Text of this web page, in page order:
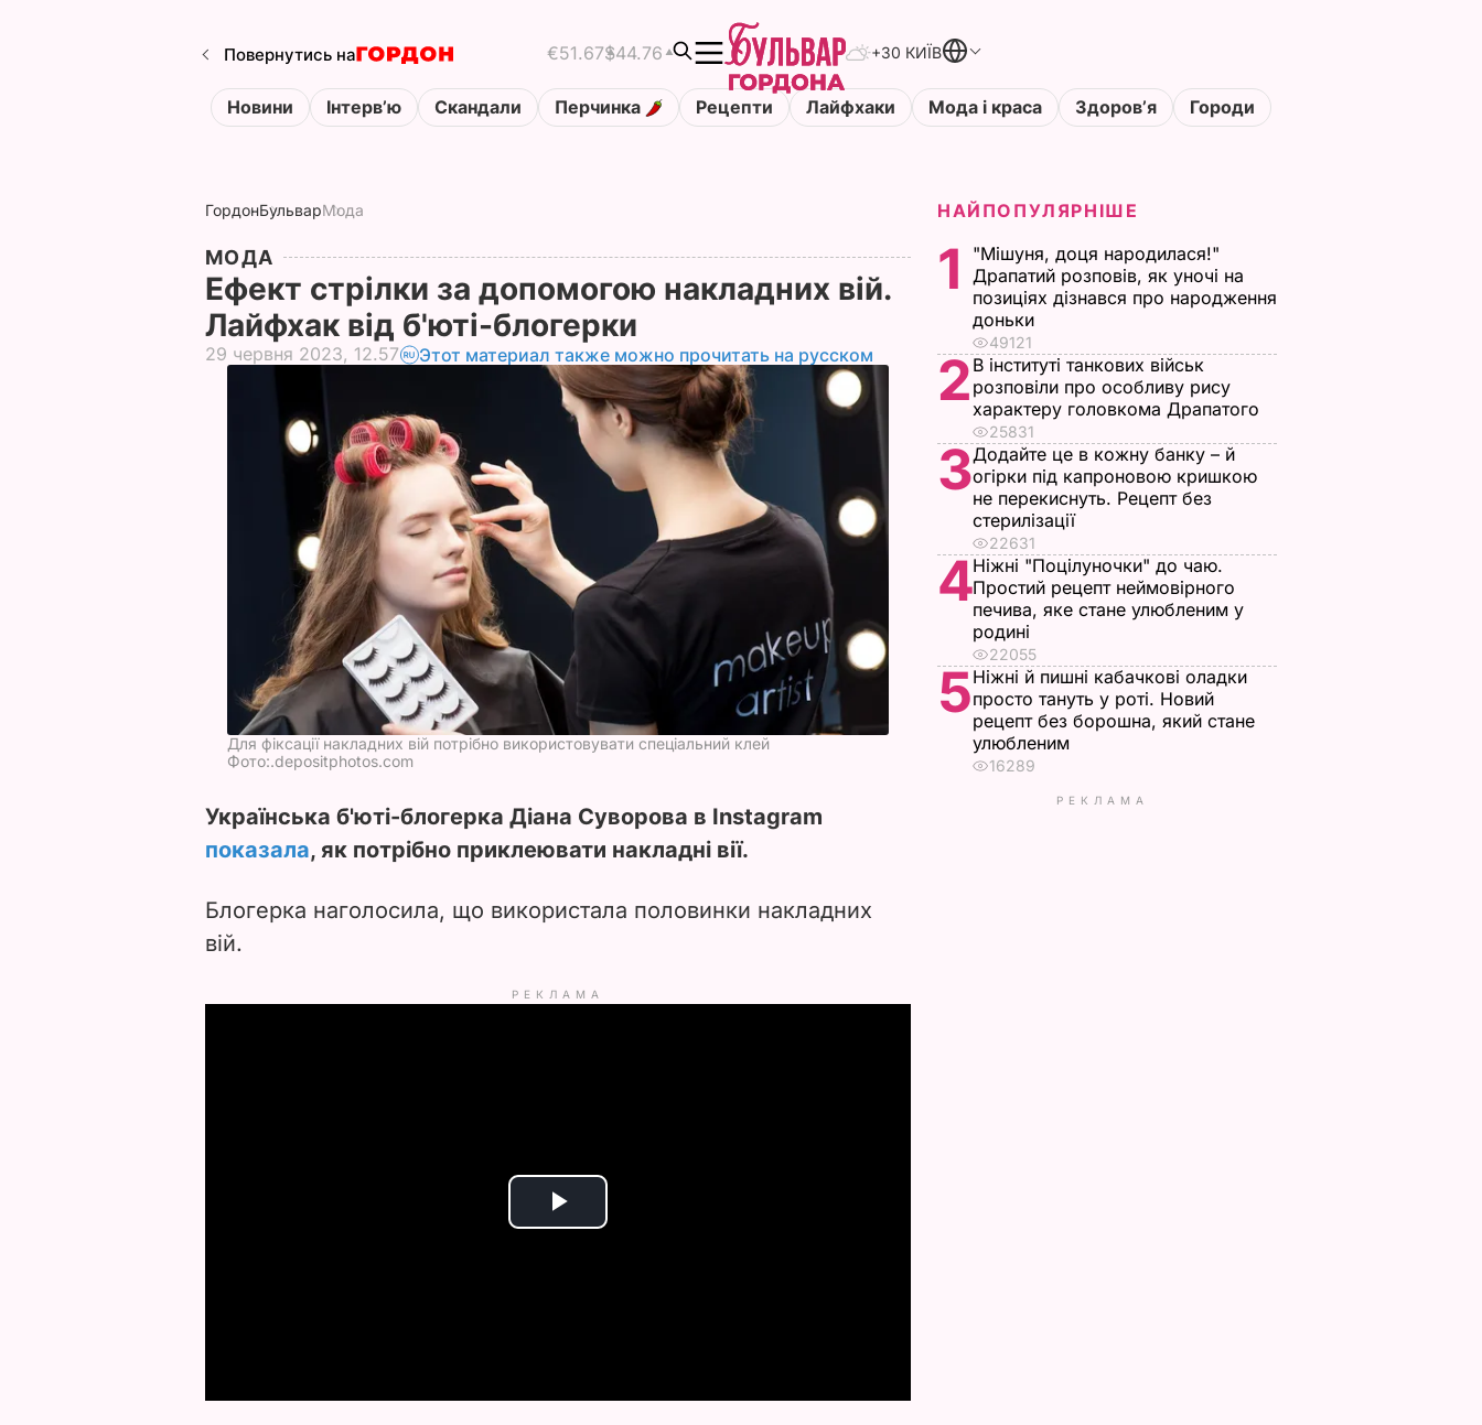
Повернутись на €51.67$44.76 +30 КИЇВ
Новини Інтервʼю Скандали Перчинка Рецепти Лайфхаки Мода і краса Здоровʼя Городи
ГордонБульварМода
МОДА
Ефект стрілки за допомогою накладних вій.
Лайфхак від б'юті-блогерки
29 червня 2023, 12.57 Этот материал также можно прочитать на русском
Для фіксації накладних вій потрібно використовувати спеціальний клей
Фото:.depositphotos.com
Українська б'юті-блогерка Діана Суворова в Instagram
показала, як потрібно приклеювати накладні вії.
Блогерка наголосила, що використала половинки накладних
вій.
РЕКЛАМА
P
НАЙПОПУЛЯРНІШЕ
1
"Мішуня, доця народилася!"
Драпатий розповів, як уночі на
позиціях дізнався про народження
доньки
49121
2 В інституті танкових військ
розповіли про особливу рису
характеру головкома Драпатого
25831
3Додайте це в кожну банку – й
огірки під капроновою кришкою
не перекиснуть. Рецепт без
стерилізації
22631
4Ніжні "Поцілуночки" до чаю.
Простий рецепт неймовірного
печива, яке стане улюбленим у
родині
22055
5Ніжні й пишні кабачкові оладки
просто тануть у роті. Новий
рецепт без борошна, який стане
улюбленим
16289
РЕКЛАМА